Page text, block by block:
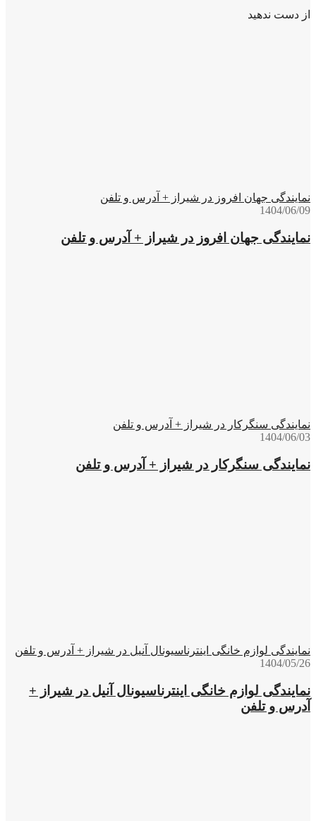
از دست ندهید
نمایندگی جهان افروز در شیراز + آدرس و تلفن
1404/06/09
نمایندگی جهان افروز در شیراز + آدرس و تلفن
نمایندگی سنگرکار در شیراز + آدرس و تلفن
1404/06/03
نمایندگی سنگرکار در شیراز + آدرس و تلفن
نمایندگی لوازم خانگی اینترناسیونال آنیل در شیراز + آدرس و تلفن
1404/05/26
نمایندگی لوازم خانگی اینترناسیونال آنیل در شیراز +
آدرس و تلفن